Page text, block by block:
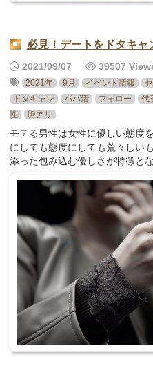
必見！デートをドタキ
2021/09/07 39507
2021年 9月 イベント情報
ドタキャン
パパ活 フォロー 代
性
脈アリ
モテる男性は女性に優しい態度
にしても態度にしても荒々しい
添った包み込む優しさが特徴と